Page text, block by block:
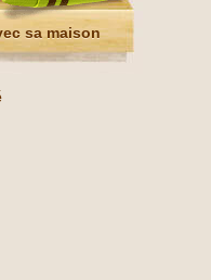
sa maison